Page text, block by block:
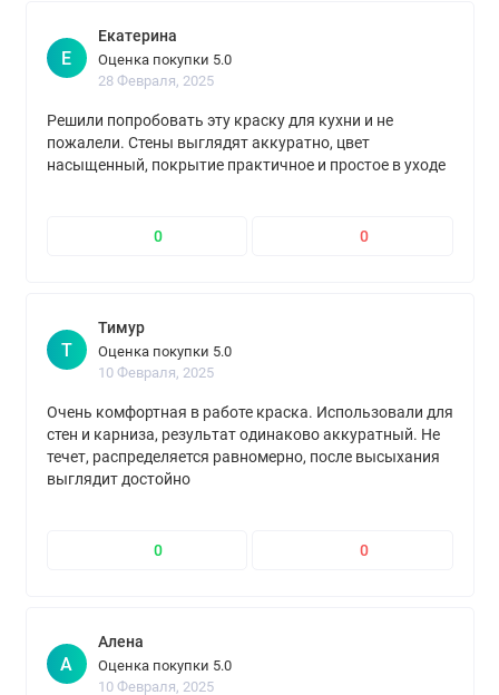
Е
Екатерина
Оценка покупки 5.0
28 Февраля, 2025
Решили попробовать эту краску для кухни и не
пожалели. Стены выглядят аккуратно, цвет
насыщенный, покрытие практичное и простое в уходе
0 0
Т
Тимур
Оценка покупки 5.0
10 Февраля, 2025
Очень комфортная в работе краска. Использовали для
стен и карниза, результат одинаково аккуратный. Не
течет, распределяется равномерно, после высыхания
выглядит достойно
0 0
А
Алена
Оценка покупки 5.0
10 Февраля, 2025